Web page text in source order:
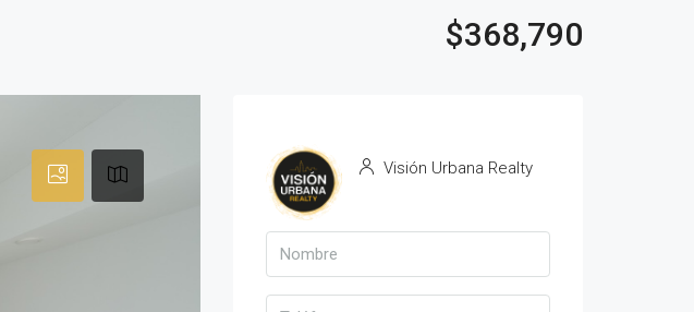
$368,790
Visión Urbana Realty